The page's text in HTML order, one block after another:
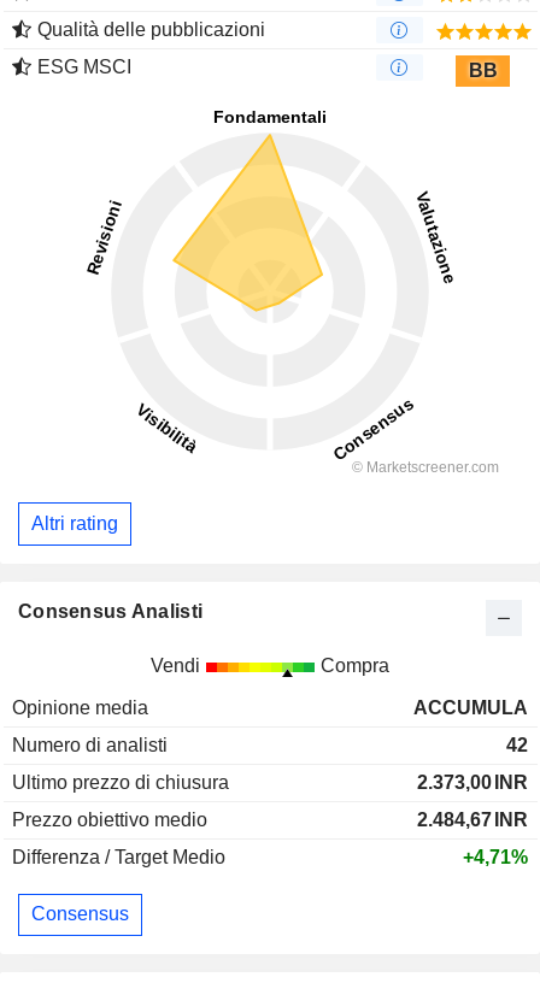
Qualità delle pubblicazioni
ESG MSCI
BB
Altri rating
Consensus Analisti
Vendi Compra
Opinione media
ACCUMULA
Numero di analisti
42
Ultimo prezzo di chiusura
2.373,00 INR
Prezzo obiettivo medio
2.484,67 INR
Differenza / Target Medio
+4,71%
Consensus